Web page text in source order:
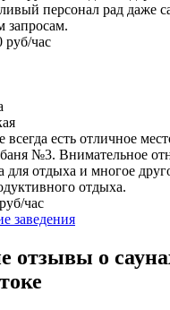
персонал рад даже
запросам.
руб/час
есть отличное
№3. Внимательное
для отдыха и многое
отдыха.
час
заведения
отзывы о